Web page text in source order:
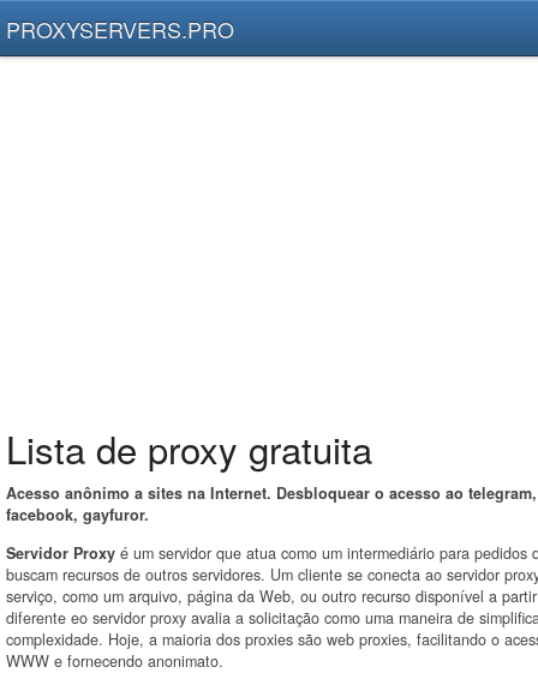
PROXYSERVERS.PRO
Lista de proxy gratuita
Acesso anônimo a sites na Internet. Desbloquear o acesso ao
facebook, gayfuror.
Servidor Proxy é um servidor que atua como um intermediário para pedidos
buscam recursos de outros servidores. Um cliente se conecta ao servidor
serviço, como um arquivo, página da Web, ou outro recurso disponível a
diferente eo servidor proxy avalia a solicitação como uma maneira de
complexidade. Hoje, a maioria dos proxies são web proxies, facilitando o
WWW e fornecendo anonimato.